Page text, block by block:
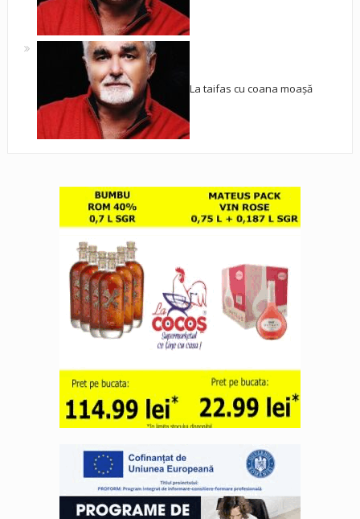
La taifas cu coana moașă